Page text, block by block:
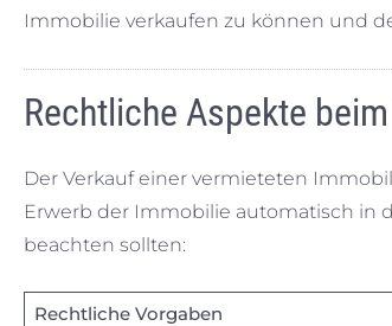
Immobilie verkaufen zu können und
Rechtliche Aspekte
Der Verkauf einer vermieteten
Erwerb der Immobilie automatisch in
beachten sollten:
Rechtliche Vorgaben